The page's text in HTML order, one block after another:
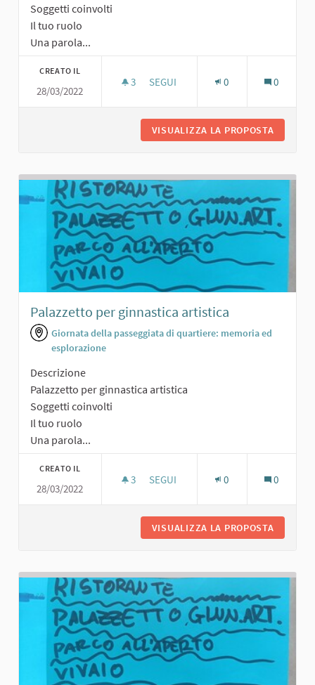
Soggetti coinvolti
Il tuo ruolo
Una parola...
CREATO IL
28/03/2022
3 3 SOSTENITORI
SEGUI 0 0
VISUALIZZA LA PROPOSTA
Palazzetto per ginnastica artistica
Giornata della passeggiata di quartiere: memoria ed
esplorazione
Descrizione
Palazzetto per ginnastica artistica
Soggetti coinvolti
Il tuo ruolo
Una parola...
CREATO IL
28/03/2022
3 3 SOSTENITORI
SEGUI 0 0
VISUALIZZA LA PROPOSTA